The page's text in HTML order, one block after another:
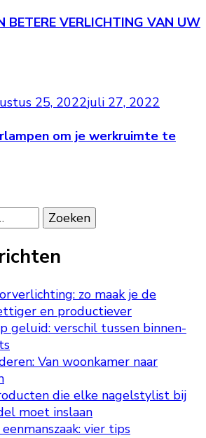
BETERE VERLICHTING VAN UW
25, 2022juli 27, 2022
om je werkruimte te
zo maak je de
en productiever
geluid: verschil tussen binnen-
Van woonkamer naar
die elke nagelstylist bij
moet inslaan
vier tips